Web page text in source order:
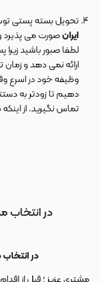
تحویل بسته پستی
ایرانصورت می پذیرد
لطفا صبور باشید
ارائه نمی دهد و
وظیفه خود در اسرع
دهیم تا زودتر به
تماس نگیرید. از
در
در